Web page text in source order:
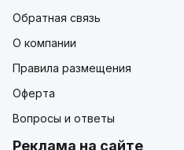
Обратная связь
О компании
Правила размещения
Оферта
Вопросы и ответы
Реклама на сайте